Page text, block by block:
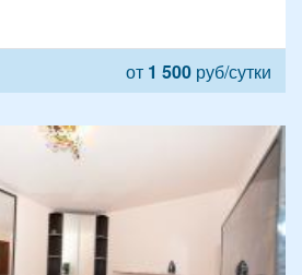
от 1 500 руб/сутки